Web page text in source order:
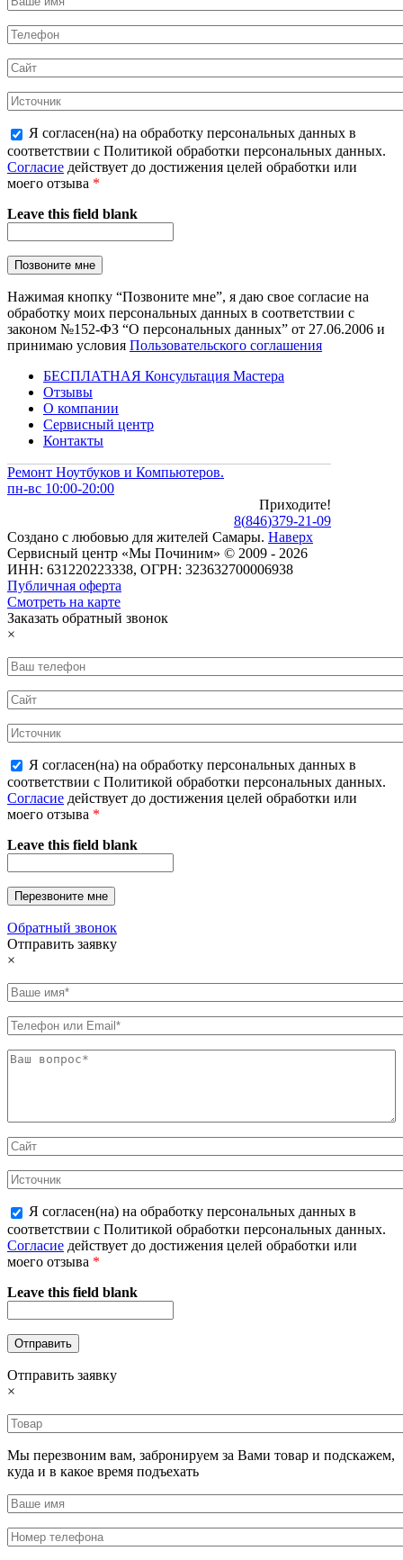
Я согласен(на) на обработку персональных данных в
соответствии с Политикой обработки персональных данных.
Согласие действует до достижения целей обработки или
моего отзыва *
Leave this field blank
Нажимая кнопку “Позвоните мне”, я даю свое согласие на
обработку моих персональных данных в соответствии с
законом №152-ФЗ “О персональных данных” от 27.06.2006 и
принимаю условия Пользовательского соглашения
БЕСПЛАТНАЯ Консультация Мастера
Отзывы
О компании
Сервисный центр
Контакты
Ремонт Ноутбуков и Компьютеров.
пн-вс 10:00-20:00
Приходите!
8(846)379-21-09
Создано с любовью для жителей Самары. Наверх
Сервисный центр «Мы Починим» © 2009 - 2026
ИНН: 631220223338, ОГРН: 323632700006938
Публичная оферта
Смотреть на карте
Заказать обратный звонок
×
Я согласен(на) на обработку персональных данных в
соответствии с Политикой обработки персональных данных.
Согласие действует до достижения целей обработки или
моего отзыва *
Leave this field blank
Обратный звонок
Отправить заявку
×
Я согласен(на) на обработку персональных данных в
соответствии с Политикой обработки персональных данных.
Согласие действует до достижения целей обработки или
моего отзыва *
Leave this field blank
Отправить заявку
×
Мы перезвоним вам, забронируем за Вами товар и подскажем,
куда и в какое время подъехать